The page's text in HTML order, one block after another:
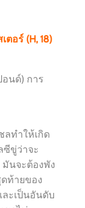
ตอร์ (H, 18)
อนด์) การ
ลทำให้เกิด
ซีขู่ว่าจะ
มันจะต้องพัง
ท้ายของ
ะเป็นอันดับ